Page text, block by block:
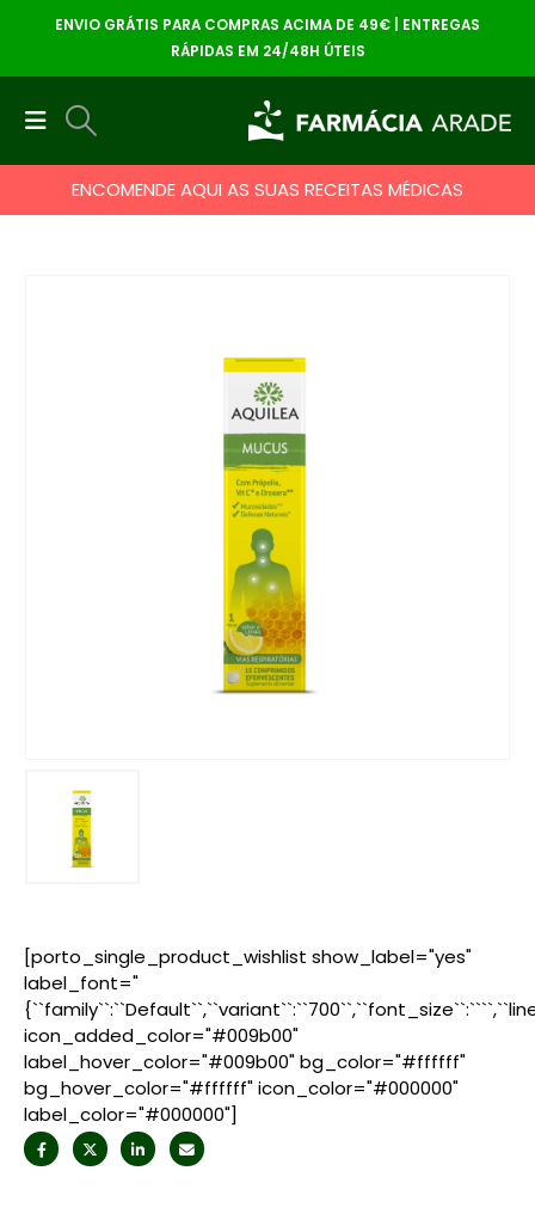
ENVIO GRÁTIS PARA COMPRAS ACIMA DE 49€ | ENTREGAS
RÁPIDAS EM 24/48H ÚTEIS
ENCOMENDE AQUI AS SUAS RECEITAS MÉDICAS
[porto_single_product_wishlist show_label="yes"
label_font="
icon_added_color="#009b00"
label_hover_color="#009b00" bg_color="#ffffff"
bg_hover_color="#ffffff" icon_color="#000000"
label_color="#000000"]